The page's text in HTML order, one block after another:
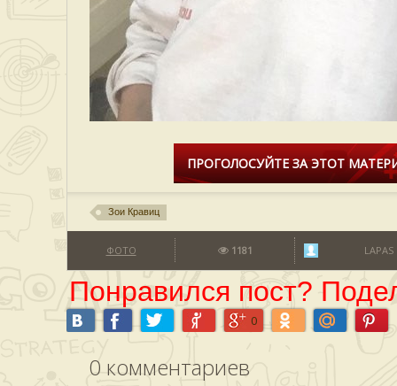
ПРОГОЛОСУЙТЕ ЗА ЭТОТ
Зои Кравиц
ФОТО 1181 LAPAS
Понравился пост?
0
0 комментариев